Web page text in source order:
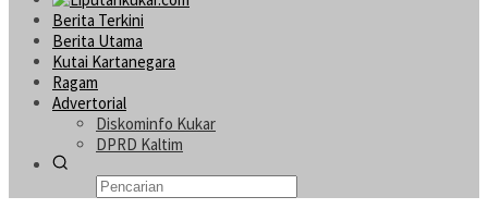
Berita Terkini
Berita Utama
Kutai Kartanegara
Ragam
Advertorial
Diskominfo Kukar
DPRD Kaltim